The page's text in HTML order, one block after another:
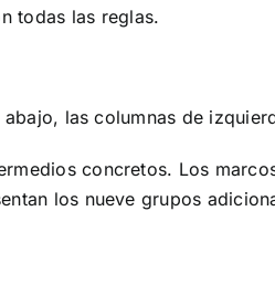
todas las reglas.
las columnas de
concretos. Los
los nueve grupos